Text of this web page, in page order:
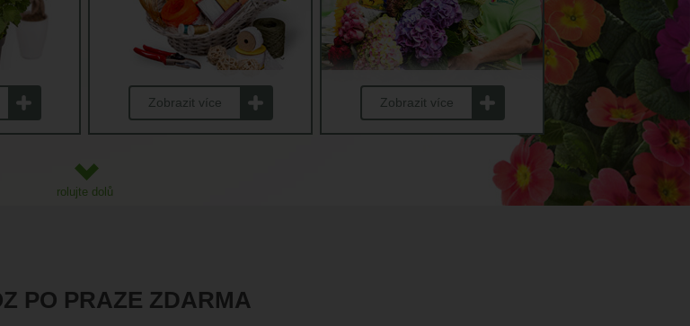
Zobrazit více Zobrazit více
rolujte dolů
PO PRAZE ZDARMA